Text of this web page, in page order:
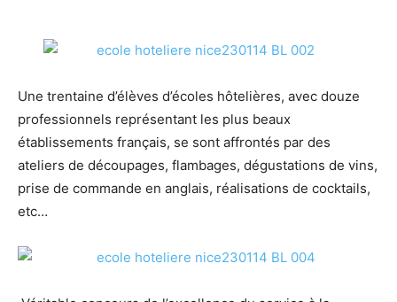
Une trentaine d’élèves d’écoles hôtelières, avec douze
professionnels représentant les plus beaux
établissements français, se sont affrontés par des
ateliers de découpages, flambages, dégustations de vins,
prise de commande en anglais, réalisations de cocktails,
etc…